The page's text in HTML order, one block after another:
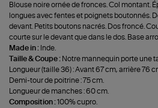
Blouse noire ornée de fronces. Col montant.
longues avec fentes et poignets boutonnés.
devant. Petits boutons nacrés. Dos froncé.
courte sur le devant que dans le dos. Base
Made in : Inde.
Taille & Coupe : Notre mannequin porte une
Longueur (taille 36) : Avant 67 cm, arrière 76
Demi-tour de poitrine : 75 cm.
Longueur de manches : 60 cm.
Composition :100% cupro.